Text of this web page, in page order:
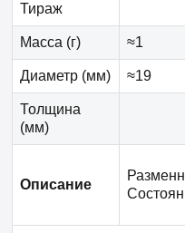
Тираж
Масса (г) ≈1
Диаметр (мм) ≈19
Толщина
(мм)
Описание